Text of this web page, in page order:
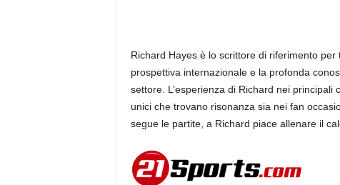
Richard Hayes è lo scrittore di riferimento
prospettiva internazionale e la profonda
settore. L’esperienza di Richard nei
unici che trovano risonanza sia nei fan
segue le partite, a Richard piace allenare il